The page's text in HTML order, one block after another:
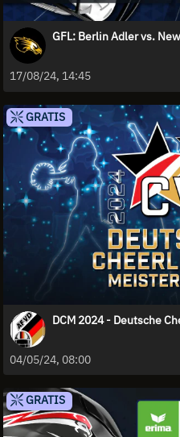
GFL: Berlin Adler vs.
17/08/24, 14:45
GRATIS
DCM 2024 - Deutsche
04/05/24, 08:00
GRATIS